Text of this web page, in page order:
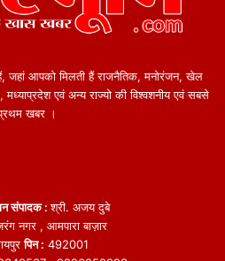
जहां आपको मिलती हैं राजनैतिक, मनोरंजन, खेल
मध्याप्रदेश एवं अन्य राज्यो की विश्वशनीय एवं सबसे
खबर ।
संपादक :श्री. अजय दुबे
नगर , आमपारा बाज़ार
पिन : 492001